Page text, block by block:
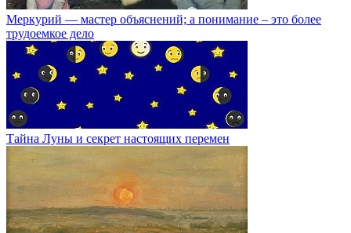
Меркурий — мастер объяснений; а понимание – это более
трудоемкое дело
Тайна Луны и секрет настоящих перемен